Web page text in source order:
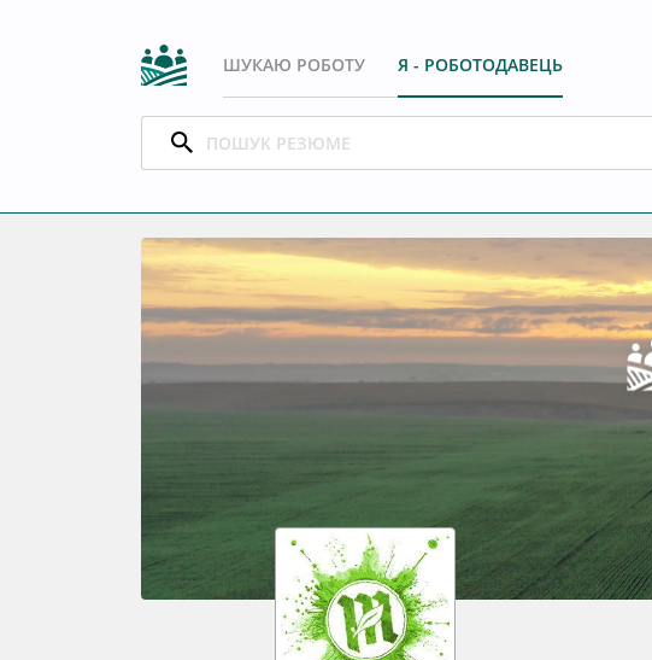
ШУКАЮ РОБОТУ Я - РОБОТОДАВЕЦЬ